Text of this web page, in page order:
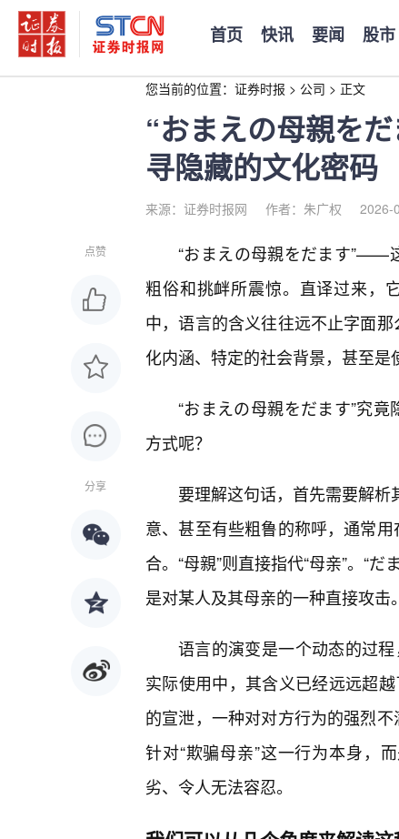
首页 快讯 要闻 股市
您当前的位置： 证券时报 > 公司 > 正文
“おまえの母親を
寻隐藏的文化密码
来源：证券时报网 作者：朱广权 2026-
点赞
分享
“おまえの母親をだます”——
粗俗和挑衅所震惊。直译过来，
中，语言的含义往往远不止字面
化内涵、特定的社会背景，甚至是
“おまえの母親をだます”究
方式呢？
要理解这句话，首先需要解析
意、甚至有些粗鲁的称呼，通常
合。“母親”则直接指代“母亲”。“
是对某人及其母亲的一种直接攻击。
语言的演变是一个动态的过
实际使用中，其含义已经远远超
的宣泄，一种对对方行为的强烈
针对“欺骗母亲”这一行为本身，
劣、令人无法容忍。